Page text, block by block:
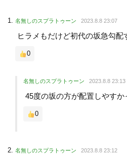
名無しのスプラトゥーン 2023.8.8 23:07
ヒラメもだけど初代の坂急勾配
0
名無しのスプラトゥーン 2023.8.8 23:13
45度の坂の方が配置しやす
0
名無しのスプラトゥーン 2023.8.8 23:12